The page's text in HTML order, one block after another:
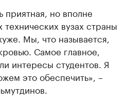
приятная, но вполне
вузах страны
Мы, что называется,
Самое главное,
интересы студентов. Я
это обеспечить», –